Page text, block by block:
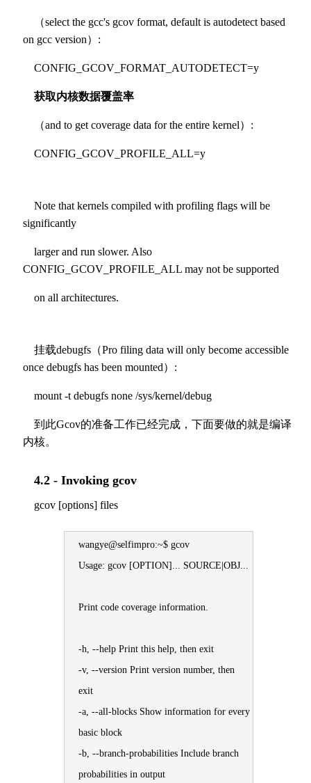
（select the gcc's gcov format, default is autodetect based
on gcc version）:
CONFIG_GCOV_FORMAT_AUTODETECT=y
获取内核数据覆盖率
（and to get coverage data for the entire kernel）:
CONFIG_GCOV_PROFILE_ALL=y
Note that kernels compiled with profiling flags will be
significantly
larger and run slower. Also
CONFIG_GCOV_PROFILE_ALL may not be supported
on all architectures.
挂载debugfs（Pro filing data will only become accessible
once debugfs has been mounted）:
mount -t debugfs none /sys/kernel/debug
到此Gcov的准备工作已经完成，下面要做的就是编译
内核。
4.2 - Invoking gcov
gcov [options] files
wangye@selfimpro:~$ gcov
Usage: gcov [OPTION]... SOURCE|OBJ...
Print code coverage information.
-h, --help Print this help, then exit
-v, --version Print version number, then
exit
-a, --all-blocks Show information for every
basic block
-b, --branch-probabilities Include branch
probabilities in output